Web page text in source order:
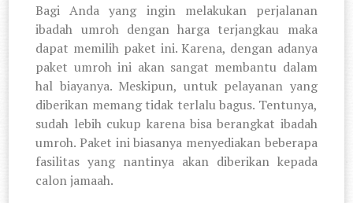
Bagi Anda yang ingin melakukan perjalanan
ibadah umroh dengan harga terjangkau maka
dapat memilih paket ini. Karena, dengan adanya
paket umroh ini akan sangat membantu dalam
hal biayanya. Meskipun, untuk pelayanan yang
diberikan memang tidak terlalu bagus. Tentunya,
sudah lebih cukup karena bisa berangkat ibadah
umroh. Paket ini biasanya menyediakan beberapa
fasilitas yang nantinya akan diberikan kepada
calon jamaah.